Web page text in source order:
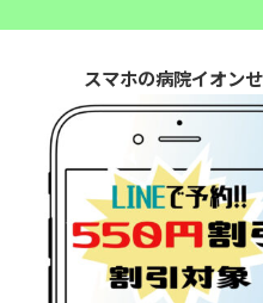
スマホの病院イオン